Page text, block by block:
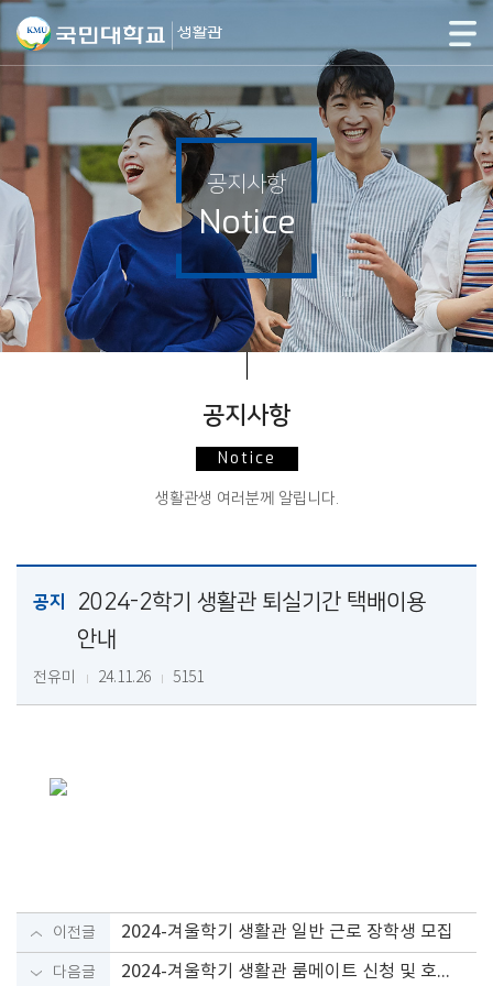
공지사항
Notice
공지사항
Notice
생활관생 여러분께 알립니다.
공지
2024-2학기 생활관 퇴실기간 택배이용
안내
전유미 24.11.26 5151
이전글 2024-겨울학기 생활관 일반 근로 장학생 모집
다음글 2024-겨울학기 생활관 룸메이트 신청 및 호실배정 안내